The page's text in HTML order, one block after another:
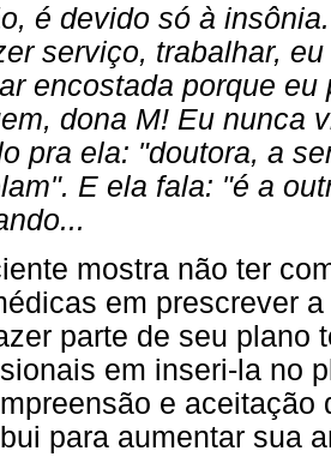
é devido só à
serviço, trabalhar,
encostada porque
dona M! Eu nunca
pra ela: "doutora, a
E ela fala: "é a
mostra não ter
em prescrever
parte de seu plano
em inseri-la no
e aceitação
para aumentar sua